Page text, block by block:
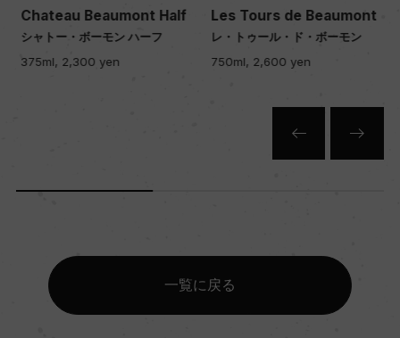
Chateau Beaumont Half
シャトー・ボーモン ハーフ
375ml, 2,300 yen
Les Tours de Beaumont
レ・トゥール・ド・ボーモン
750ml, 2,600 yen
一覧に戻る